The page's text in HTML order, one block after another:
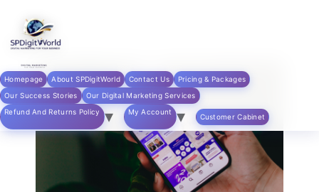
Skip to
Homepage About SPDigitWorld Contact Us
Pricing & Packages
Our Success Stories
Our Digital Marketing Services
Refund And Returns Policy
My Account
Customer Cabinet